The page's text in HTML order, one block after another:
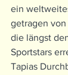
ein
getragen
die längst
Sportstars
Tapias